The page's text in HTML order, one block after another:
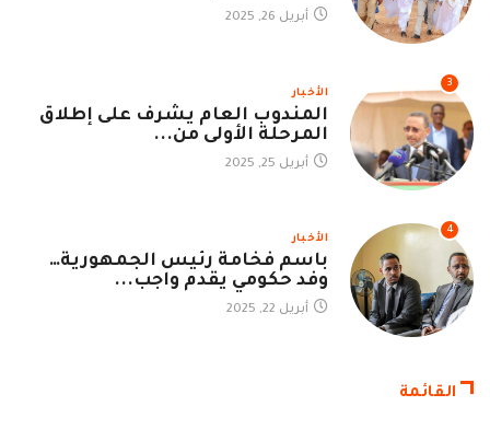
أبريل 26, 2025
3
الأخبار
المندوب العام يشرف على إطلاق
المرحلة الأولى من...
أبريل 25, 2025
4
الأخبار
باسم فخامة رئيس الجمهورية…
وفد حكومي يقدم واجب...
أبريل 22, 2025
القائمة